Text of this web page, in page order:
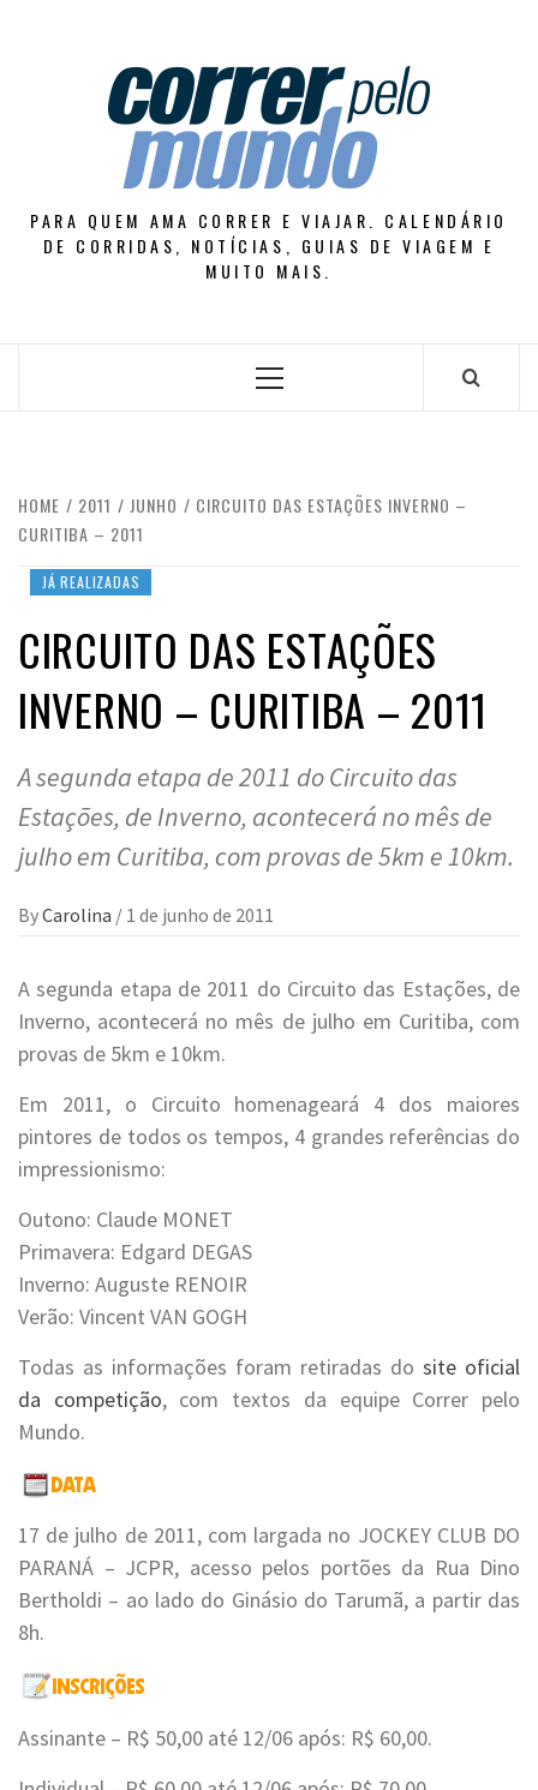
PARA QUEM AMA CORRER E VIAJAR. CALENDÁRIO
DE CORRIDAS, NOTÍCIAS, GUIAS DE VIAGEM E
MUITO MAIS.
Primary
HOME 2011 JUNHO
CIRCUITO DAS ESTAÇÕES INVERNO –
CURITIBA – 2011
JÁ REALIZADAS
CIRCUITO DAS ESTAÇÕES
INVERNO – CURITIBA – 2011
A segunda etapa de 2011 do Circuito das
Estações, de Inverno, acontecerá no mês de
julho em Curitiba, com provas de 5km e 10km.
ByCarolina / 1 de junho de 2011
A segunda etapa de 2011 do Circuito das Estações, de
Inverno, acontecerá no mês de julho em Curitiba, com
provas de 5km e 10km.
Em 2011, o Circuito homenageará 4 dos maiores
pintores de todos os tempos, 4 grandes referências do
impressionismo:
Outono: Claude MONET
Primavera: Edgard DEGAS
Inverno: Auguste RENOIR
Verão: Vincent VAN GOGH
Todas as informações foram retiradas do site oficial
da competição, com textos da equipe Correr pelo
Mundo.
17 de julho de 2011, com largada no JOCKEY CLUB DO
PARANÁ – JCPR, acesso pelos portões da Rua Dino
Bertholdi – ao lado do Ginásio do Tarumã, a partir das
8h.
Assinante – R$ 50,00 até 12/06 após: R$ 60,00.